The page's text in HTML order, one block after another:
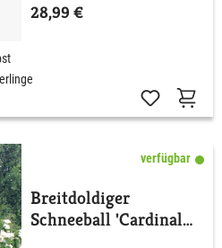
28,99 €
verfügbar
Breitdoldiger
Schneeball 'Cardinal